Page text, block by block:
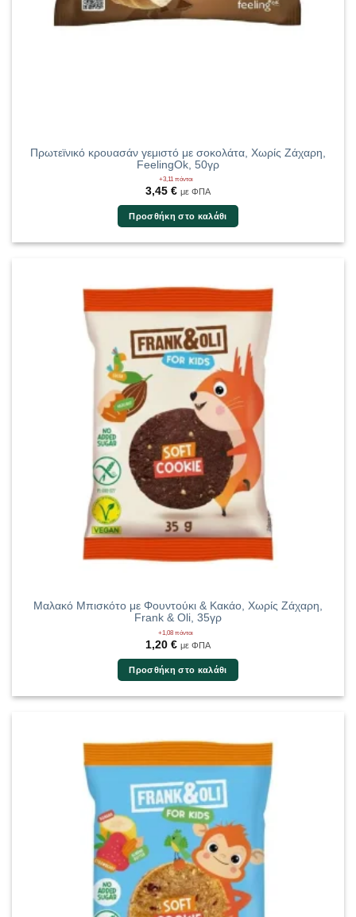
Πρωτεϊνικό κρουασάν γεμιστό με σοκολάτα, Χωρίς Ζάχαρη,
FeelingOk, 50γρ
+3,11 πόντοι
3,45 € με ΦΠΑ
Προσθήκη στο καλάθι
Μαλακό Μπισκότο με Φουντούκι & Κακάο, Χωρίς Ζάχαρη,
Frank & Oli, 35γρ
+1,08 πόντοι
1,20 € με ΦΠΑ
Προσθήκη στο καλάθι